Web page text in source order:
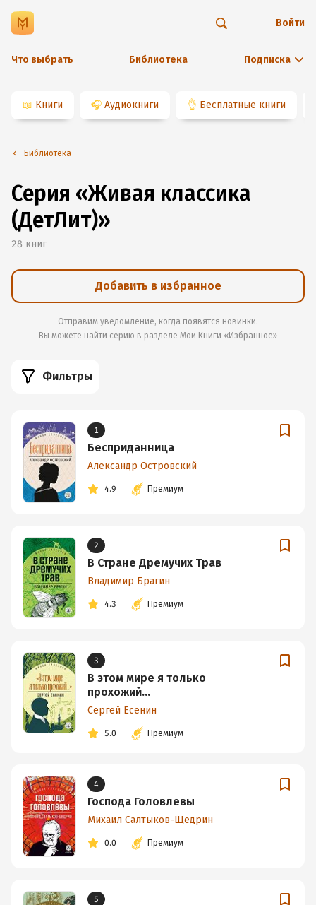
Что выбрать Библиотека Подписка
Войти
📖 Книги 🎧 Аудиокниги 👌 Бесплатные книги
Библиотека
Серия «Живая классика
(ДетЛит)»
28 книг
Добавить в избранное
Отправим уведомление, когда появятся новинки.
Вы можете найти серию в разделе Мои Книги «Избранное»
Фильтры
1
Бесприданница
Александр Островский
4.9 Премиум
2
В Стране Дремучих Трав
Владимир Брагин
4.3 Премиум
3
В этом мире я только
прохожий…
Сергей Есенин
5.0 Премиум
4
Господа Головлевы
Михаил Салтыков-Щедрин
0.0 Премиум
5